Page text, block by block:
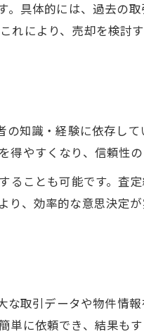
用法
ント
説
術
意点
理
具体的には、過去の
れにより、売却を検討
知識・経験に依存し
やすくなり、信頼性の
ることも可能です。査
、効率的な意思決定
取引データや物件情
単に依頼でき、結果も